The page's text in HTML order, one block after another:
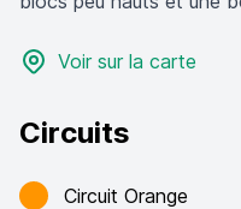
Voir sur la carte
Circuits
Circuit Orange